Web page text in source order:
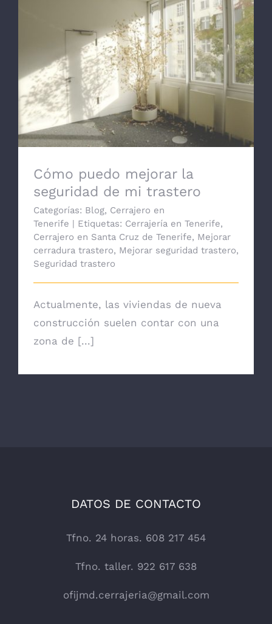
Cómo puedo mejorar la seguridad de mi
trastero
Cómo puedo mejorar la
seguridad de mi trastero
Categorías: Blog, Cerrajero en
Tenerife | Etiquetas: Cerrajería en Tenerife,
Cerrajero en Santa Cruz de Tenerife, Mejorar
cerradura trastero, Mejorar seguridad trastero,
Seguridad trastero
Actualmente, las viviendas de nueva
construcción suelen contar con una
zona de [...]
DATOS DE CONTACTO
Tfno. 24 horas. 608 217 454
Tfno. taller. 922 617 638
ofijmd.cerrajeria@gmail.com